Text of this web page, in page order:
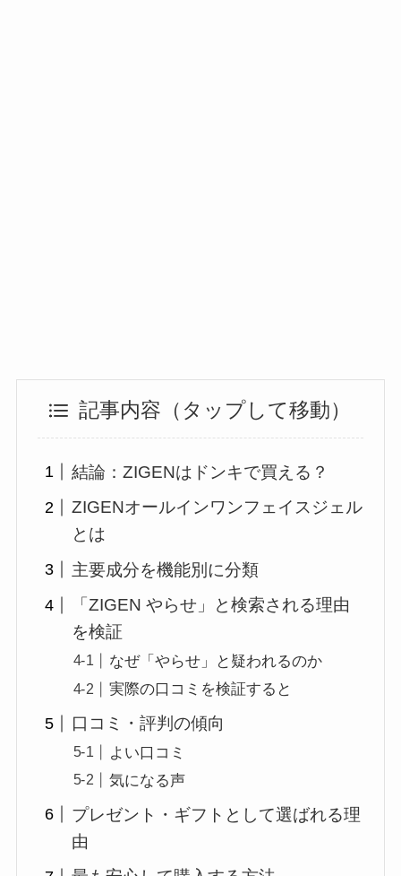
記事内容（タップして移動）
結論：ZIGENはドンキで買える？
ZIGENオールインワンフェイスジェル
とは
主要成分を機能別に分類
「ZIGEN やらせ」と検索される理由
を検証
なぜ「やらせ」と疑われるのか
実際の口コミを検証すると
口コミ・評判の傾向
よい口コミ
気になる声
プレゼント・ギフトとして選ばれる理
由